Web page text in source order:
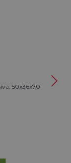
50x36x70